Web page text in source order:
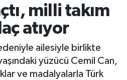
milli takım
atıyor
ailesiyle birlikte
yüzücü Cemil Can,
ve madalyalarla Türk